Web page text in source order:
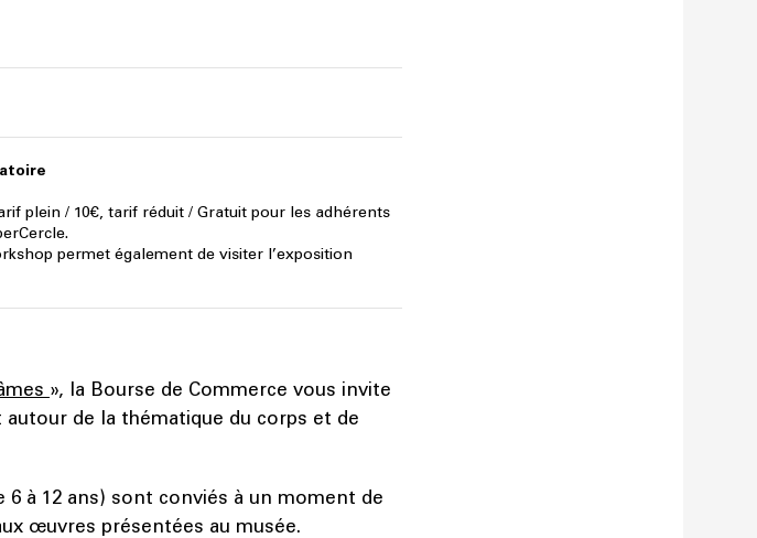
plein / 10€, tarif réduit / Gratuit pour les adhérents
permet également de visiter l’exposition
», la Bourse de Commerce vous invite
de la thématique du corps et de
à 12 ans) sont conviés à un moment de
œuvres présentées au musée.